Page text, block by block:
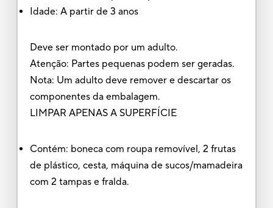
Idade: A partir de 3 anos
Deve ser montado por um adulto.
Atenção: Partes pequenas podem ser geradas.
Nota: Um adulto deve remover e descartar os
componentes da embalagem.
LIMPAR APENAS A SUPERFÍCIE
Contém: boneca com roupa removível, 2 frutas
de plástico, cesta, máquina de sucos/mamadeira
com 2 tampas e fralda.